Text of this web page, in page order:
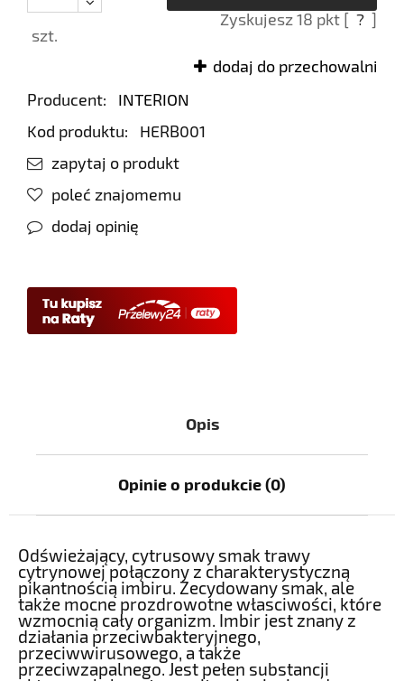
szt.
Zyskujesz18 pkt [ ? ]
dodaj do przechowalni
Producent:
INTERION
Kod produktu:
HERB001
zapytaj o produkt
poleć znajomemu
dodaj opinię
Opis
Opinie o produkcie (0)
Odświeżający, cytrusowy smak trawy
cytrynowej połączony z charakterystyczną
pikantnością imbiru. Zecydowany smak, ale
także mocne prozdrowotne własciwości, które
wzmocnią cały organizm. Imbir jest znany z
działania przeciwbakteryjnego,
przeciwwirusowego, a także
przeciwzapalnego. Jest pełen substancji